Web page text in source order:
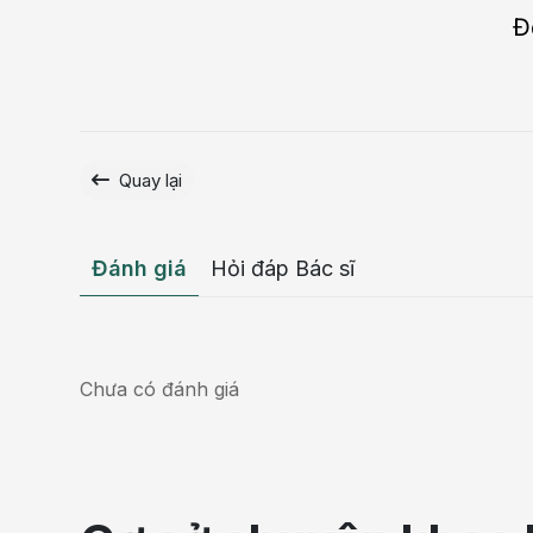
Viêm đường tiết niệu có tự khỏi
Quay lại
Đánh giá Hỏi đáp Bác sĩ
Chưa có đánh giá